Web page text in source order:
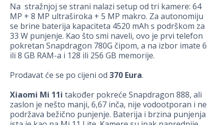
Na stražnjoj se strani nalazi setup od tri kamere: 64
MP + 8 MP ultraširoka + 5 MP makro. Za autonomiju
se brine baterija kapaciteta 4520 mAh s podrškom za
33 W punjenje. Kao što smi naveli, ovo je prvi telefon
pokretan Snapdragon 780G čipom, a na izbor imate 6
ili 8 GB RAM-a i 128 ili 256 GB memorije.
Prodavat će se po cijeni od 370 Eura.
Xiaomi Mi 11i također pokreće Snapdragon 888, ali
zaslon je nešto manji, 6,67 inča, nije vodootporan i ne
podržava bežično punjenje. Baterija i brzina punjenja